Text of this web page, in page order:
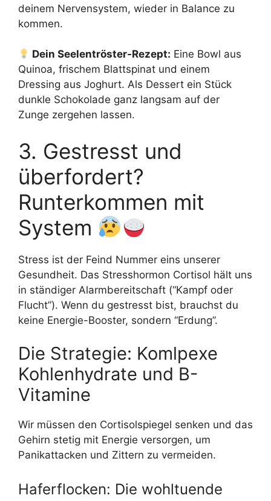
deinem Nervensystem, wieder in Balance zu
kommen.
Dein Seelentröster-Rezept: Eine Bowl aus
Quinoa, frischem Blattspinat und einem
Dressing aus Joghurt. Als Dessert ein Stück
dunkle Schokolade ganz langsam auf der
Zunge zergehen lassen.
3. Gestresst und
überfordert?
Runterkommen mit
System
Stress ist der Feind Nummer eins unserer
Gesundheit. Das Stresshormon Cortisol hält uns
in ständiger Alarmbereitschaft (“Kampf oder
Flucht”). Wenn du gestresst bist, brauchst du
keine Energie-Booster, sondern “Erdung”.
Die Strategie: Komlpexe
Kohlenhydrate und B-
Vitamine
Wir müssen den Cortisolspiegel senken und das
Gehirn stetig mit Energie versorgen, um
Panikattacken und Zittern zu vermeiden.
Haferflocken: Die wohltuende